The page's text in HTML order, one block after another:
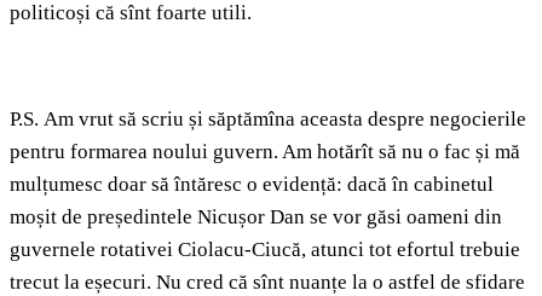
politicoși că sînt foarte utili.
P.S. Am vrut să scriu și săptămîna aceasta despre negocierile
pentru formarea noului guvern. Am hotărît să nu o fac și mă
mulțumesc doar să întăresc o evidență: dacă în cabinetul
moșit de președintele Nicușor Dan se vor găsi oameni din
guvernele rotativei Ciolacu-Ciucă, atunci tot efortul trebuie
trecut la eșecuri. Nu cred că sînt nuanțe la o astfel de sfidare